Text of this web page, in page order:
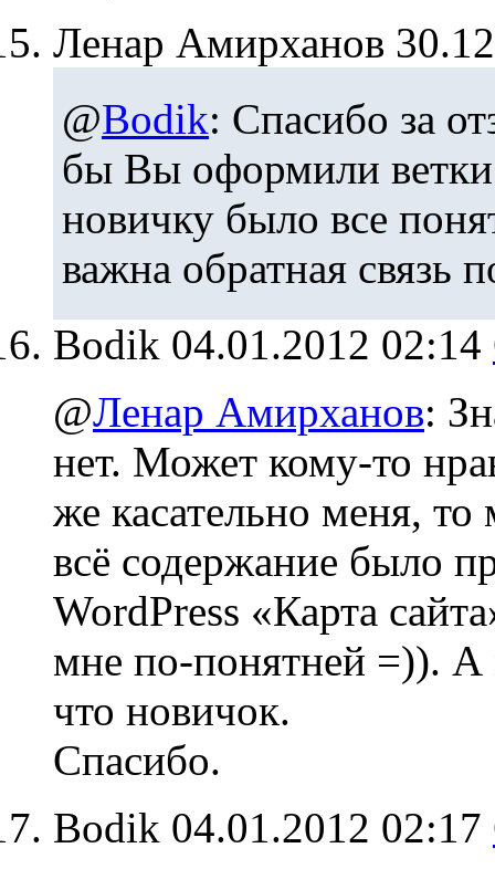
Ленар Амирханов
@Bodik: Спасибо за
бы Вы оформили
новичку было все
важна обратная связь
Bodik 04.01.2012 02:14
@Ленар Амирханов:
нет. Может кому-то
же касательно меня,
всё содержание было
WordPress «Карта
мне по-понятней =)). А
что новичок.
Спасибо.
Bodik 04.01.2012 02:17